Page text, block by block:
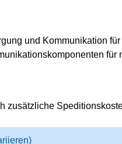
und Kommunikation
für
zusätzliche